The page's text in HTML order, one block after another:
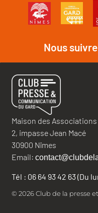
Nous suivre
Maison des Associations
2, impasse Jean Macé
30900 Nîmes
Email:
Tél : 06 64 93 42 63 (Du
© 2026 Club de la presse